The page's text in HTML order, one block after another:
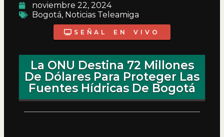
noviembre 22, 2024
Bogotá, Noticias Teleamiga
SEÑAL EN VIVO
La ONU Destina 72 Millones
De Dólares Para Proteger Las
Fuentes Hídricas De Bogotá